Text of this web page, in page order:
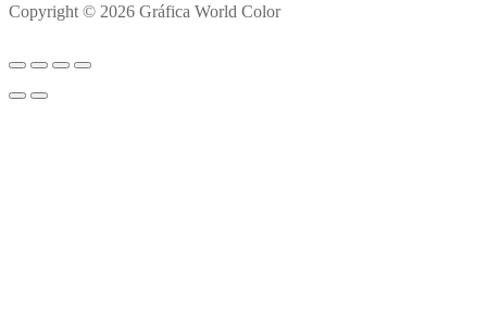
Copyright © 2026 Gráfica World Color